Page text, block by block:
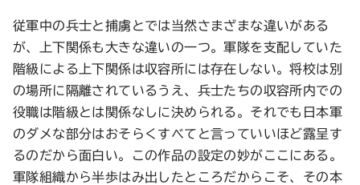
従軍中の兵士と捕虜とでは当然さまざまな違いがある
が、上下関係も大きな違いの一つ。軍隊を支配していた
階級による上下関係は収容所には存在しない。将校は別
の場所に隔離されているうえ、兵士たちの収容所内での
役職は階級とは関係なしに決められる。それでも日本軍
のダメな部分はおそらくすべてと言っていいほど露呈す
るのだから面白い。この作品の設定の妙がここにある。
軍隊組織から半歩はみ出したところだからこそ、その本